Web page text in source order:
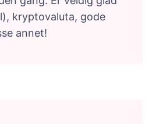
kryptovaluta, gode
annet!